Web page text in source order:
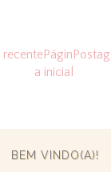
recentePágin
a inicial
BEM VINDO(A)!